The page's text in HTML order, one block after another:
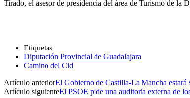
Tirado, el asesor de presidencia del área de Turismo de la
Etiquetas
Diputación Provincial de Guadalajara
Camino del Cid
Artículo anteriorEl Gobierno de Castilla-La Mancha estará
Artículo siguienteEl PSOE pide una auditoría externa de